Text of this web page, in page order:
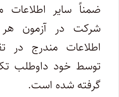
ضمناً سایر
شرکت در آزمون
اطلاعات مندرج در
توسط خود داوطلب
گرفته شده است.